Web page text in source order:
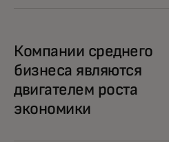
Компании среднего
бизнеса являются
двигателем роста
экономики